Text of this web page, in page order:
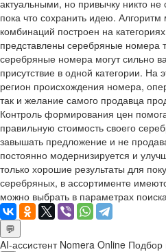
актуальными, но привычку никто
пока что сохранить идею.
комбинаций построен на
представлены серебряные номера
серебряные номера могут сильно
присутствие в одной категории. На
регион происхождения номера,
так и желание самого продавца
Контроль формирования цен
правильную стоимость своего
завышать предложение и не
постоянно модернизируется и
только хорошие результаты для
серебряных, в ассортименте
можно выбрать в параметрах
💬
AI-ассистент Nomera Online Подбор